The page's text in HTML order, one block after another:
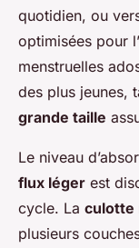
quotidien, ou
optimisées pour
menstruelles
des plus jeunes,
grande taille
Le niveau
flux léger est
cycle. La culotte
plusieurs